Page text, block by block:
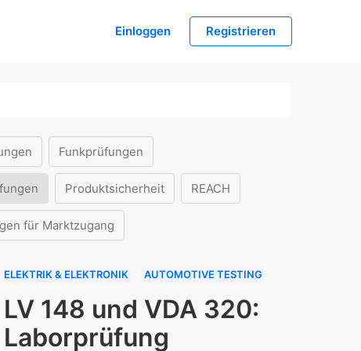
Einloggen Registrieren
Funkprüfungen
Produktsicherheit REACH
für Marktzugang
ELEKTRIK & ELEKTRONIK AUTOMOTIVE TESTING
LV 148 und VDA 320:
Laborprüfung